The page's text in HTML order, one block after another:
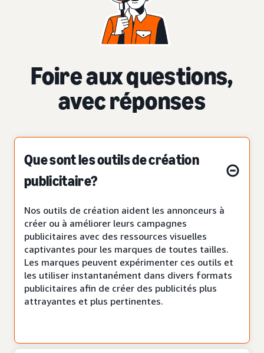
Foire aux questions,
avec réponses
Que sont les outils de création
publicitaire?
Nos outils de création aident les annonceurs à
créer ou à améliorer leurs campagnes
publicitaires avec des ressources visuelles
captivantes pour les marques de toutes tailles.
Les marques peuvent expérimenter ces outils et
les utiliser instantanément dans divers formats
publicitaires afin de créer des publicités plus
attrayantes et plus pertinentes.